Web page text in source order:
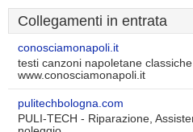
Collegamenti in entrata
conosciamonapoli.it
testi canzoni napoletane
www.conosciamonapoli.it
pulitechbologna.com
PULI-TECH - Riparazione,